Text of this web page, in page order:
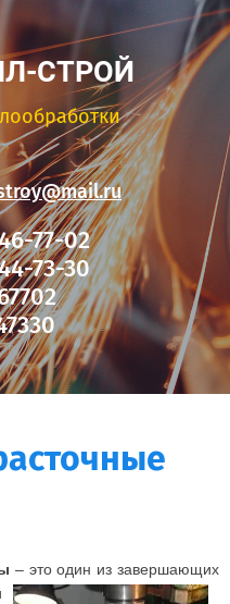
СТРОЙ
77-02
73-30
– это один из завершающих